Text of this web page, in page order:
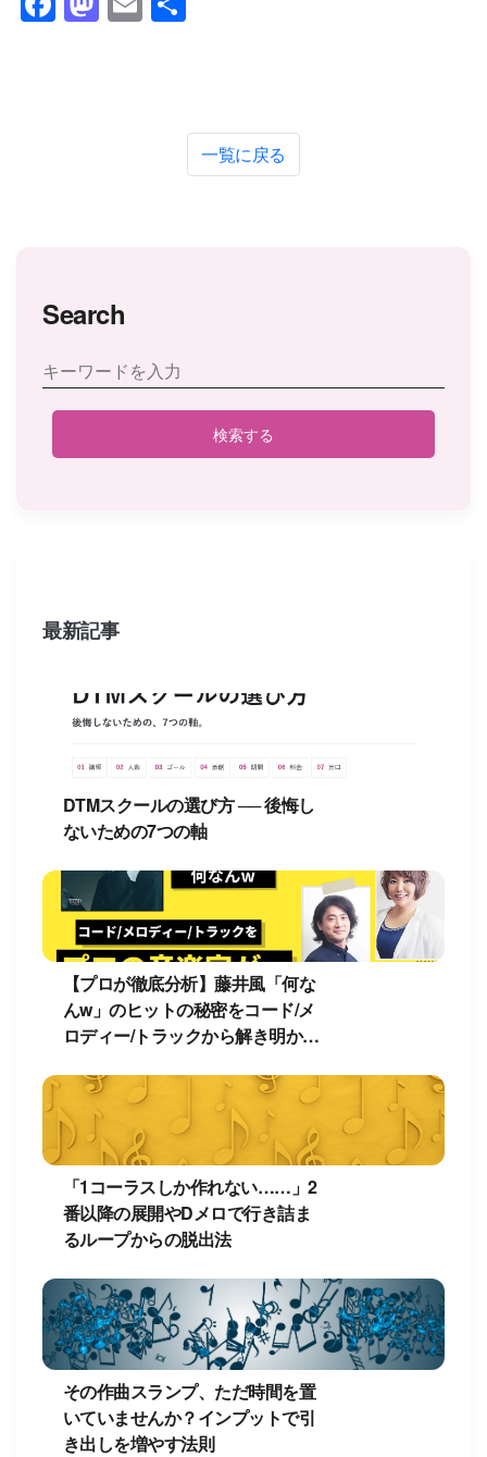
一覧に戻る
Search
検索する
最新記事
DTMスクールの選び方 ── 後悔し
ないための7つの軸
【プロが徹底分析】藤井風「何な
んw」のヒットの秘密をコード/メ
ロディー/トラックから解き明か
「1コーラスしか作れない……」2
番以降の展開やDメロで行き詰ま
るループからの脱出法
その作曲スランプ、ただ時間を置
いていませんか？インプットで引
き出しを増やす法則